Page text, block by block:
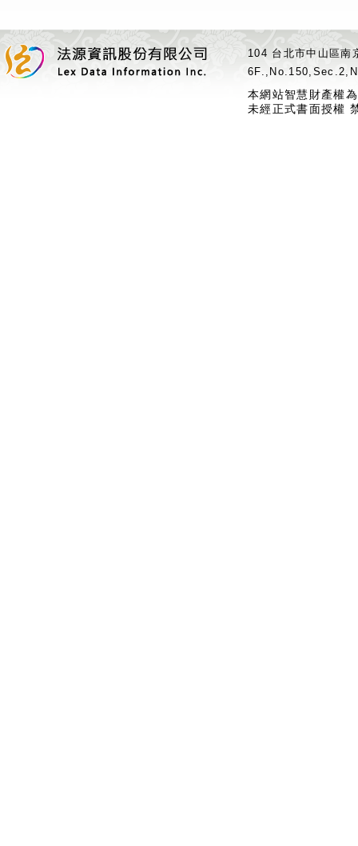
104 台北市中山區
本網站智慧財產權
未經正式書面授權